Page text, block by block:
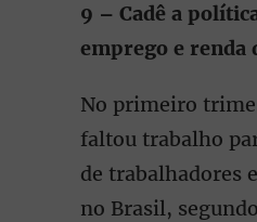
9 – Cadê a
emprego e renda
No primeiro
faltou trabalho
de trabalhadores
no Brasil,